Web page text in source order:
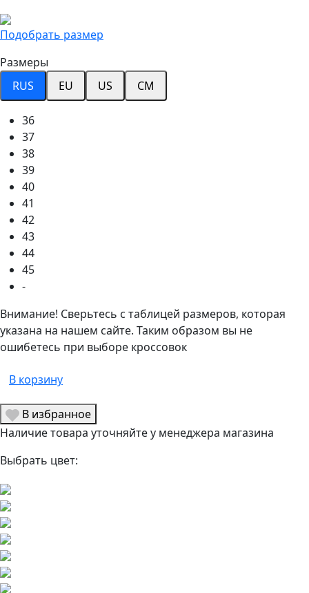
Подобрать размер
Размеры
RUS
EU US CM
36
37
38
39
40
41
42
43
44
45
-
Внимание! Сверьтесь с таблицей размеров, которая
указана на нашем сайте. Таким образом вы не
ошибетесь при выборе кроссовок
В корзину
В избранное
Наличие товара уточняйте у менеджера магазина
Выбрать цвет: